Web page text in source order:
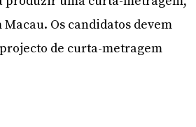
Os candidatos devem
de curta-metragem